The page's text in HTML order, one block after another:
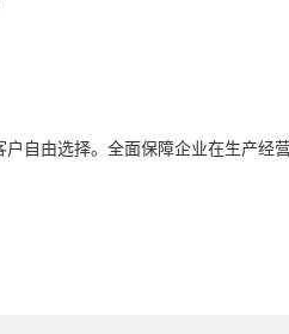
自由选择。全面保障企业在生产经